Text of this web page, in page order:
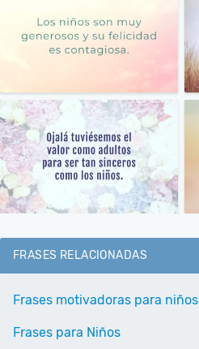
FRASES RELACIONADAS
Frases motivadoras para niños
Frases para Niños